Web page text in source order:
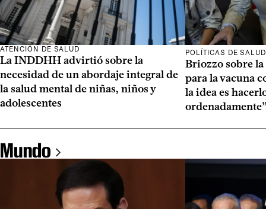
ATENCIÓN DE SALUD
La INDDHH advirtió sobre la
necesidad de un abordaje integral de
la salud mental de niñas, niños y
adolescentes
POLÍTICAS DE SALUD
Briozzo sobre
para la vacuna
la idea es
Mundo